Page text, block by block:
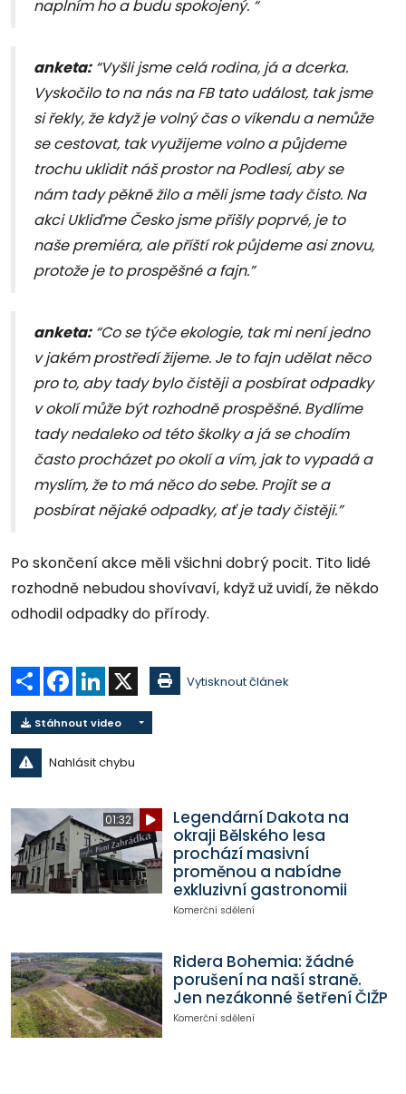
naplním ho a budu spokojený. “
anketa:“Vyšli jsme celá rodina, já a dcerka.
Vyskočilo to na nás na FB tato událost, tak jsme
si řekly, že když je volný čas o víkendu a nemůže
se cestovat, tak využijeme volno a půjdeme
trochu uklidit náš prostor na Podlesí, aby se
nám tady pěkně žilo a měli jsme tady čisto. Na
akci Ukliďme Česko jsme přišly poprvé, je to
naše premiéra, ale příští rok půjdeme asi znovu,
protože je to prospěšné a fajn.”
anketa:“Co se týče ekologie, tak mi není jedno
v jakém prostředí žijeme. Je to fajn udělat něco
pro to, aby tady bylo čistěji a posbírat odpadky
v okolí může být rozhodně prospěšné. Bydlíme
tady nedaleko od této školky a já se chodím
často procházet po okolí a vím, jak to vypadá a
myslím, že to má něco do sebe. Projít se a
posbírat nějaké odpadky, ať je tady čistěji.”
Po skončení akce měli všichni dobrý pocit. Tito lidé
rozhodně nebudou shovívaví, když už uvidí, že někdo
odhodil odpadky do přírody.
Sdílet Facebook
LinkedIn Vytisknout článek
Stáhnout video
Nahlásit chybu
01:32
Legendární Dakota na
okraji Bělského lesa
prochází masivní
proměnou a nabídne
exkluzivní gastronomii
Komerční sdělení
Ridera Bohemia: žádné
porušení na naší straně.
Jen nezákonné šetření ČIŽP
Komerční sdělení